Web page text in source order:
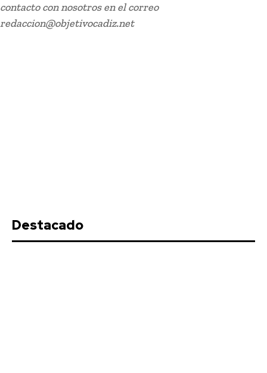
contacto con nosotros en el correo
redaccion@objetivocadiz.net
Destacado